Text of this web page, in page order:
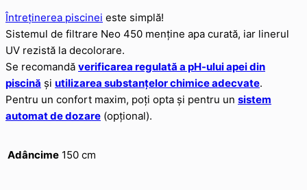
Întreținerea piscinei este simplă!
Sistemul de filtrare Neo 450 menține apa curată, iar linerul
UV rezistă la decolorare.
Se recomandă verificarea regulată a pH-ului apei din
piscină și utilizarea substanțelor chimice adecvate.
Pentru un confort maxim, poți opta și pentru un sistem
automat de dozare (opțional).
Adâncime 150 cm